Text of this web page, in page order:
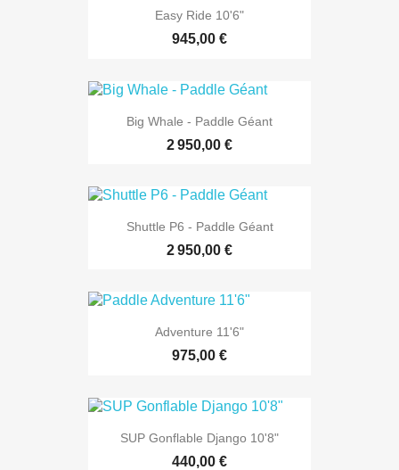
Easy Ride 10'6"
945,00 €
Big Whale - Paddle Géant
2 950,00 €
Shuttle P6 - Paddle Géant
2 950,00 €
Adventure 11'6"
975,00 €
SUP Gonflable Django 10'8"
440,00 €